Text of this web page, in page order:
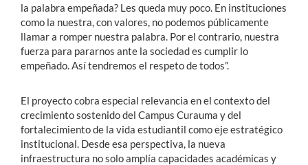
la palabra empeñada? Les queda muy poco. En instituciones
como la nuestra, con valores, no podemos públicamente
llamar a romper nuestra palabra. Por el contrario, nuestra
fuerza para pararnos ante la sociedad es cumplir lo
empeñado. Así tendremos el respeto de todos”.
El proyecto cobra especial relevancia en el contexto del
crecimiento sostenido del Campus Curauma y del
fortalecimiento de la vida estudiantil como eje estratégico
institucional. Desde esa perspectiva, la nueva
infraestructura no solo amplía capacidades académicas y